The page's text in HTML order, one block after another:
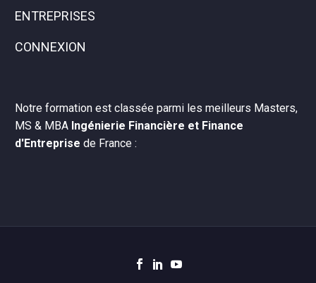
ENTREPRISES
CONNEXION
Notre formation est classée parmi les meilleurs Masters,
MS & MBA Ingénierie Financière et Finance
d'Entreprise de France :